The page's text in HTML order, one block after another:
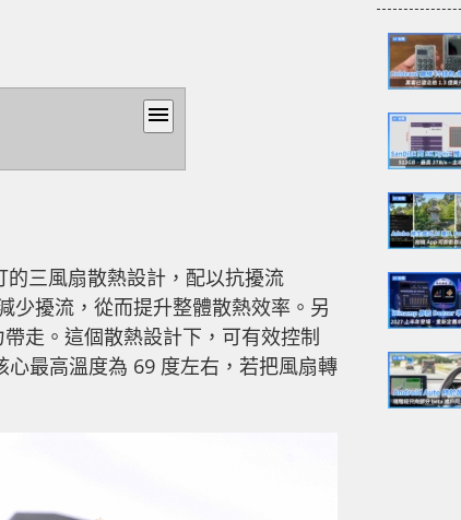
menu
的三風扇散熱設計，配以抗擾流
擾流，從而提升整體散熱效率。另
走。這個散熱設計下，可有效控制
最高溫度為 69 度左右，若把風扇轉